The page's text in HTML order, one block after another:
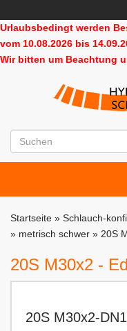
Urlaubsbedingt werden
vom 10.08.2026 bis
Wir bitten um Beachtung
Startseite » Schlauch-
» metrisch schwer » 20S
20S M30x2 -
20S M30x2-